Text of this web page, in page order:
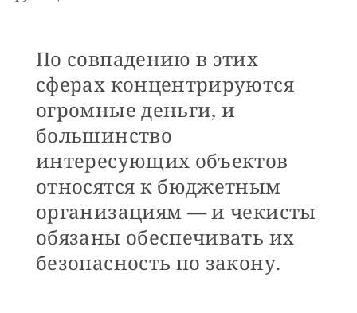
По совпадению в этих
сферах концентрируются
огромные деньги, и
большинство
интересующих объектов
относятся к бюджетным
организациям — и чекисты
обязаны обеспечивать их
безопасность по закону.